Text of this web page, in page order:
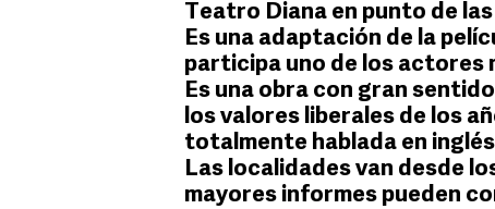
Teatro Diana en punto de
Es una adaptación de la
participa uno de los actores
Es una obra con gran
los valores liberales de los
totalmente hablada en
Las localidades van desde
mayores informes pueden